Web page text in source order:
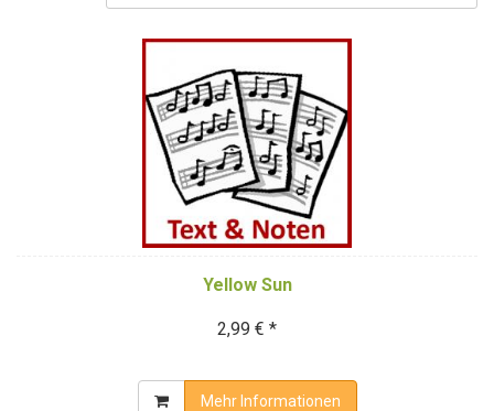
Yellow Sun
2,99 € *
Mehr Informationen